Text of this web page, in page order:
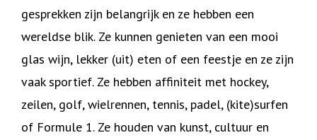
gesprekken zijn belangrijk en ze hebben een
wereldse blik. Ze kunnen genieten van een mooi
glas wijn, lekker (uit) eten of een feestje en ze zijn
vaak sportief. Ze hebben affiniteit met hockey,
zeilen, golf, wielrennen, tennis, padel, (kite)surfen
of Formule 1. Ze houden van kunst, cultuur en